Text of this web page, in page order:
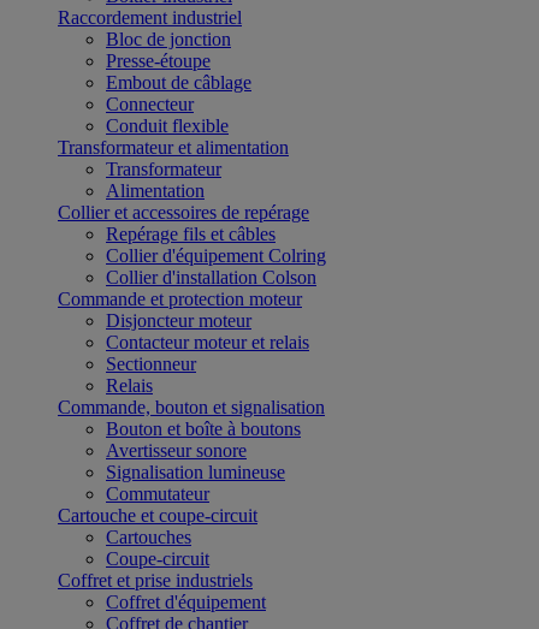
Raccordement industriel
Bloc de jonction
Presse-étoupe
Embout de câblage
Connecteur
Conduit flexible
Transformateur et alimentation
Transformateur
Alimentation
Collier et accessoires de repérage
Repérage fils et câbles
Collier d'équipement Colring
Collier d'installation Colson
Commande et protection moteur
Disjoncteur moteur
Contacteur moteur et relais
Sectionneur
Relais
Commande, bouton et signalisation
Bouton et boîte à boutons
Avertisseur sonore
Signalisation lumineuse
Commutateur
Cartouche et coupe-circuit
Cartouches
Coupe-circuit
Coffret et prise industriels
Coffret d'équipement
Coffret de chantier